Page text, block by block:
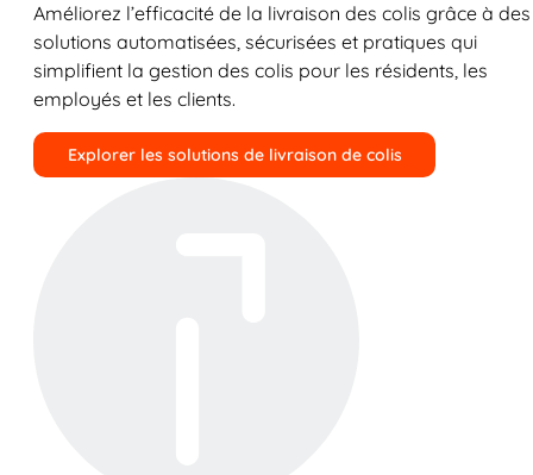
Améliorez l’efficacité de la livraison des colis grâce à des
solutions automatisées, sécurisées et pratiques qui
simplifient la gestion des colis pour les résidents, les
employés et les clients.
Explorer les solutions de livraison de colis